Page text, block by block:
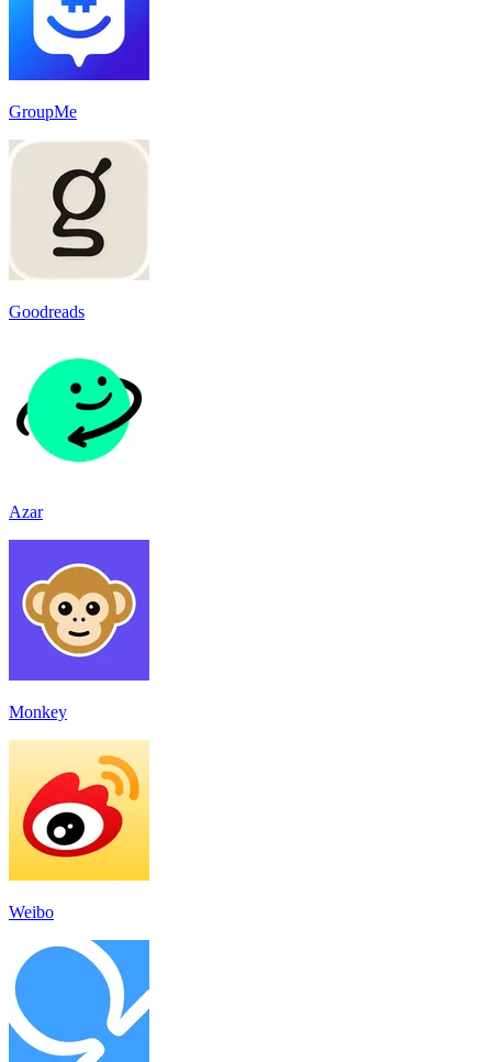
GroupMe
Goodreads
Azar
Monkey
Weibo